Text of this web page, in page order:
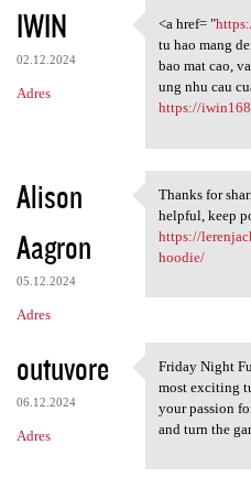
IWIN
02.12.2024
Adres
<a href=
<a href= "
tu hao mang
bao mat cao,
ung nhu cau
https://
Alison
Aagron
05.12.2024
Adres
Thanks for
Thanks for
helpful, keep
https://
hoodie/
outuvore
06.12.2024
Adres
Friday
Friday Night
most exciting
your passion
and turn the